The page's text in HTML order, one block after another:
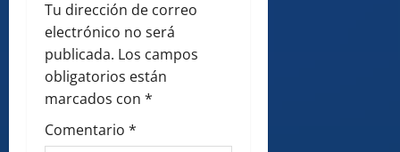
g
a
t
i
Tu dirección de correo
electrónico no será
publicada. Los campos
obligatorios están
marcados con *
Comentario *